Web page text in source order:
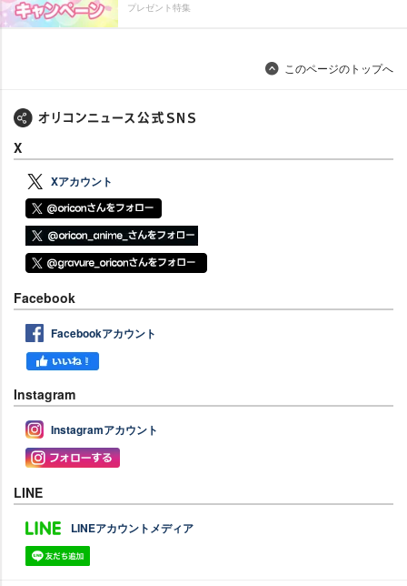
プレゼント特集
このページのトップへ
X
Xアカウント
Facebook
Facebookアカウント
Instagram
Instagramアカウント
LINE
LINEアカウントメディア